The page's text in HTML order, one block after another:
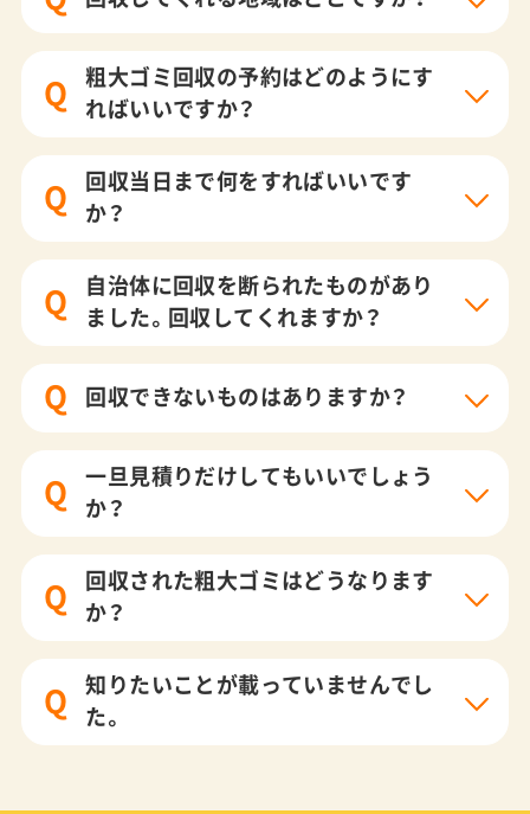
Q
粗大ゴミ回収の予約はどのようにす
ればいいですか？
Q
回収当日まで何をすればいいです
か？
Q
自治体に回収を断られたものがあり
ました。回収してくれますか？
Q 回収できないものはありますか？
Q
一旦見積りだけしてもいいでしょう
か？
Q
回収された粗大ゴミはどうなります
か？
Q
知りたいことが載っていませんでし
た。